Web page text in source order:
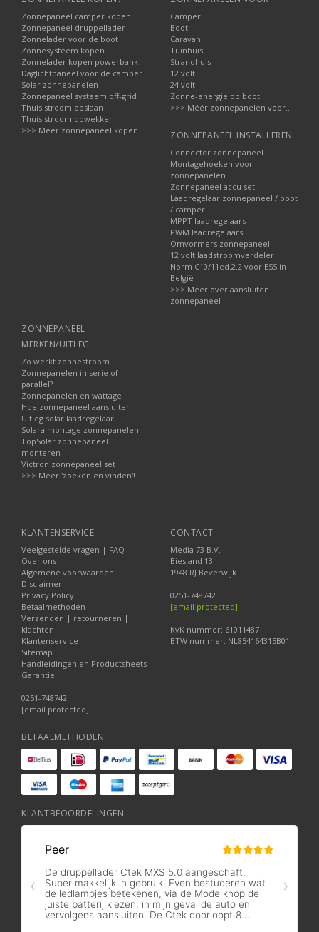
Zonnepaneel camper kopen
Zonnepaneel druppellader
Zonnelader voor de boot
Zonnesysteem kopen
Zonnelader kopen powerbank
Daglichtpaneel voor de camper
Solar zonnepanelen
Zonnepaneel systeem off-grid
Thuis stroom opslaan
Thuis stroom opwekken
>>> Méér zonnepaneel kopen
Camper
Boot
Caravan
Tuinhuis
Strandhuis
12 volt
24 volt
Zonne-energie op boot
>>> Méér zonnepanelen voor...
ZONNEPANEEL INSTALLEREN
Connector zonnepaneel
Montagehoeken voor
zonnepanelen
Zonnepaneel accu set
Laadregelaar zonnepaneel / boot
/ camper
MPPT laadregelaars
PWM laadregelaars
Omvormers zonnepaneel
12 volt laadstroomverdeler
Norm C10/11ed.2.2 voor ESS in
België
>>> Méér over aansluiten
zonnepaneel
ZONNEPANEEL
MERKEN/UITLEG
Zo werkt zonnestroom
Zonnepanelen in serie of
parallel?
Zonnepanelen en wattage
Hoe zonnepaneel aansluiten
Uitleg solar laadregelaar
Solara montage zonnepanelen
TopSolar zonnepaneel
monteren
Victron zonnepaneel set
>>> Méér 'zoeken en vinden'!
KLANTENSERVICE
Veelgestelde vragen | FAQ
Over ons
Algemene voorwaarden
Disclaimer
Privacy Policy
Betaalmethoden
Verzenden | retourneren |
klachten
Klantenservice
Sitemap
Handleidingen en Productsheets
Garantie
0251-748742
[email protected]
CONTACT
Media 73 B.V.
Biesland 13
1948 RJ Beverwijk
0251-748742
[email protected]
KvK nummer: 61011487
BTW nummer: NL854164315B01
BETAALMETHODEN
KLANTBEOORDELINGEN